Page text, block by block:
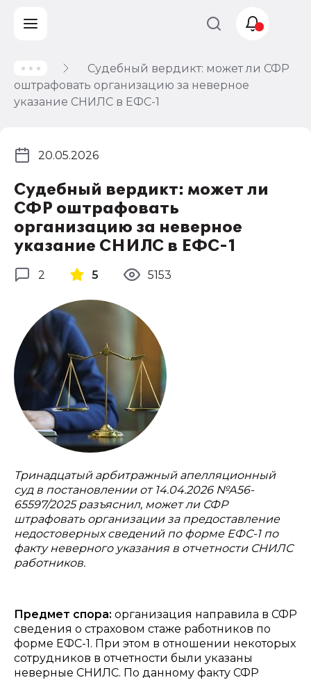
Судебный вердикт: может ли СФР
оштрафовать организацию за неверное
указание СНИЛС в ЕФС-1
Судебный вердикт: может ли
СФР оштрафовать
организацию за неверное
указание СНИЛС в ЕФС-1
20.05.2026
2 5 5153
Тринадцатый арбитражный апелляционный
суд в постановлении от 14.04.2026 №А56-
65597/2025 разъяснил, может ли СФР
штрафовать организации за предоставление
недостоверных сведений по форме ЕФС-1 по
факту неверного указания в отчетности СНИЛС
работников.
Предмет спора: организация направила в СФР
сведения о страховом стаже работников по
форме ЕФС-1. При этом в отношении некоторых
сотрудников в отчетности были указаны
неверные СНИЛС. По данному факту СФР
Учет и
налогообложение